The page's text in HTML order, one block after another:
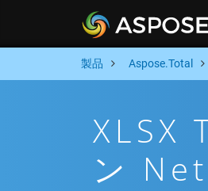
製品 Aspose.Total
XLSX
ン